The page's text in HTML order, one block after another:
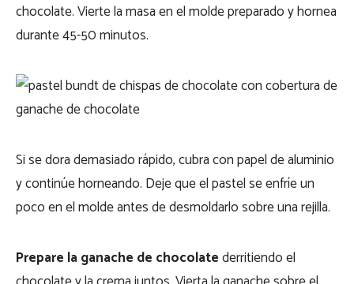
chocolate. Vierte la masa en el molde preparado y hornea
durante 45-50 minutos.
Si se dora demasiado rápido, cubra con papel de aluminio
y continúe horneando. Deje que el pastel se enfríe un
poco en el molde antes de desmoldarlo sobre una rejilla.
Prepare la ganache de chocolatederritiendo el